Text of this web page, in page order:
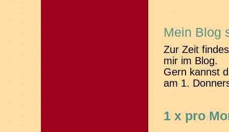
Mein Blog
Zur Zeit
mir im Blog.
Gern kannst
am 1.
1 x pro